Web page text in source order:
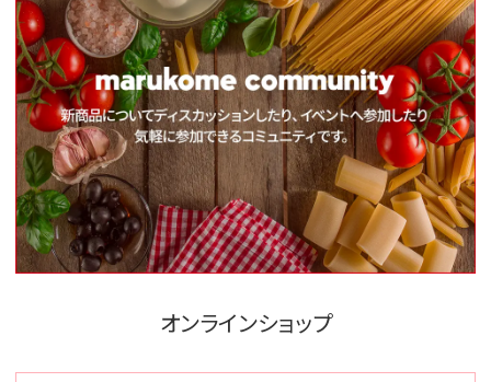
オンラインショップ